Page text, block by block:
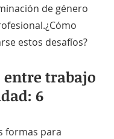
de género
estos desafíos?
trabajo
6
formas para